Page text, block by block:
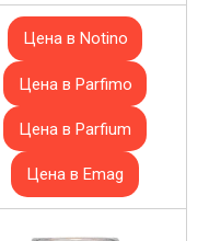
Цена в Notino
Цена в Parfimo
Цена в Parfium
Цена в Emag